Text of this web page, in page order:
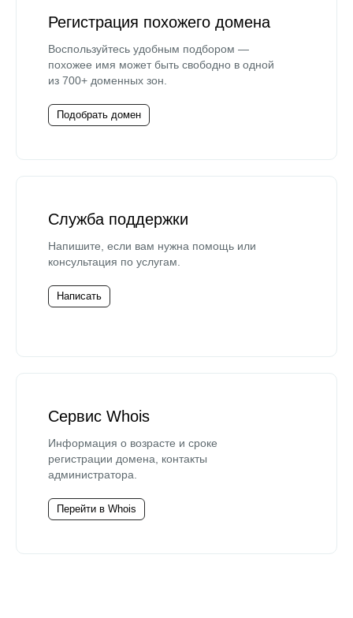
Регистрация похожего домена
Воспользуйтесь удобным подбором —
похожее имя может быть свободно в одной
из 700+ доменных зон.
Подобрать домен
Служба поддержки
Напишите, если вам нужна помощь или
консультация по услугам.
Написать
Сервис Whois
Информация о возрасте и сроке
регистрации домена, контакты
администратора.
Перейти в Whois